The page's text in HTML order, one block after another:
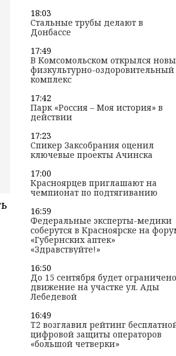
18:03
Стальные трубы делают в
Донбассе
17:49
В Комсомольском открылся
физкультурно-оздоровительный
комплекс
17:42
Парк «Россия – Моя история» в
действии
17:23
Спикер Заксобрания оценил
ключевые проекты Ачинска
17:00
Красноярцев приглашают на
чемпионат по подтягиванию
16:59
Федеральные эксперты-медики
соберутся в Красноярске на
«Губернских аптек»
«Здравствуйте!»
16:50
До 15 сентября будет ограничено
движение на участке ул. Ады
Лебедевой
16:49
T2 возглавил рейтинг
цифровой защиты операторов
«большой четверки»